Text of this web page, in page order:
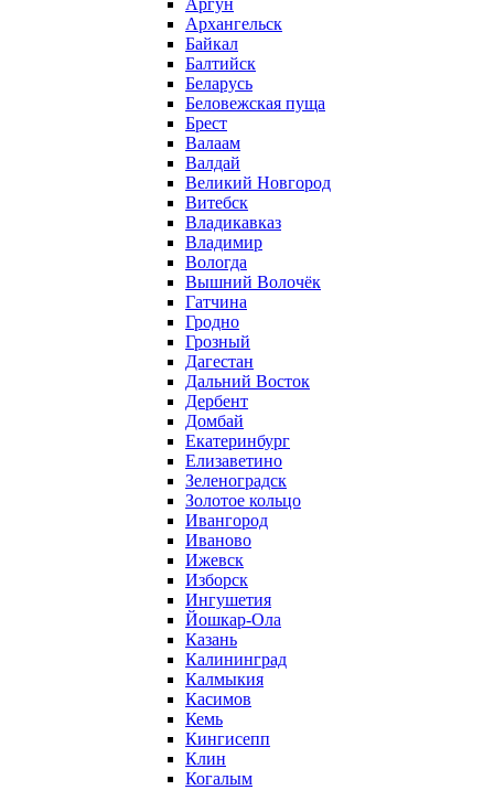
Аргун
Архангельск
Байкал
Балтийск
Беларусь
Беловежская пуща
Брест
Валаам
Валдай
Великий Новгород
Витебск
Владикавказ
Владимир
Вологда
Вышний Волочёк
Гатчина
Гродно
Грозный
Дагестан
Дальний Восток
Дербент
Домбай
Екатеринбург
Елизаветино
Зеленоградск
Золотое кольцо
Ивангород
Иваново
Ижевск
Изборск
Ингушетия
Йошкар-Ола
Казань
Калининград
Калмыкия
Касимов
Кемь
Кингисепп
Клин
Когалым